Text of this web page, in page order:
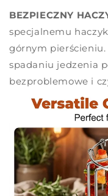
BEZPIECZNY
specjalnemu
górnym
spadaniu jedzenia
bezproblemowe i